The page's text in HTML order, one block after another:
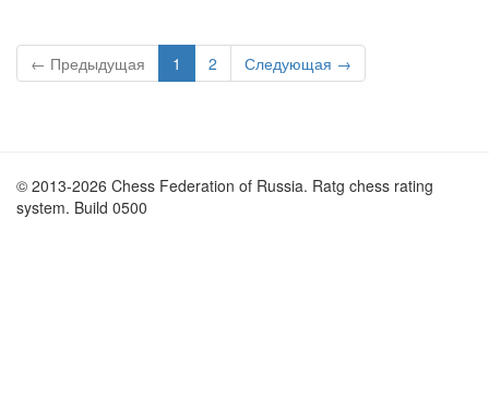
← Предыдущая 1 2 Следующая →
© 2013-2026 Chess Federation of Russia. Ratg chess rating
system. Build 0500